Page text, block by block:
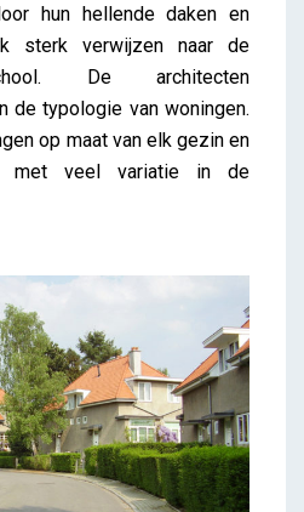
hun hellende daken en
sterk verwijzen naar de
De architecten
de typologie van woningen.
op maat van elk gezin en
met veel variatie in de